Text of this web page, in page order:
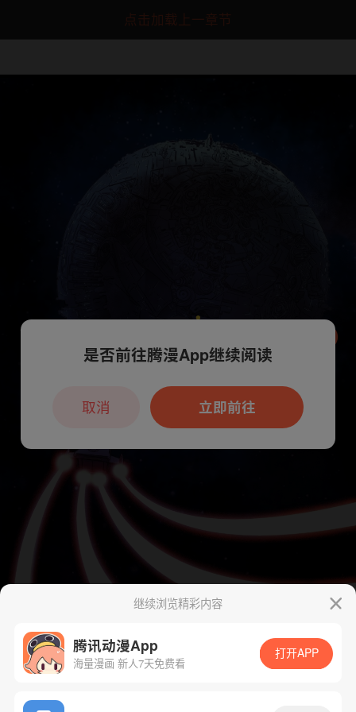
点击加载上一章节
App免费看
继续浏览精彩内容
腾讯动漫App
海量漫画 新人7天免费看
打开APP
本章节仅支持App阅读，可打开App新用
户7天免费看
是否前往腾漫App继续阅读
立即前往
取消